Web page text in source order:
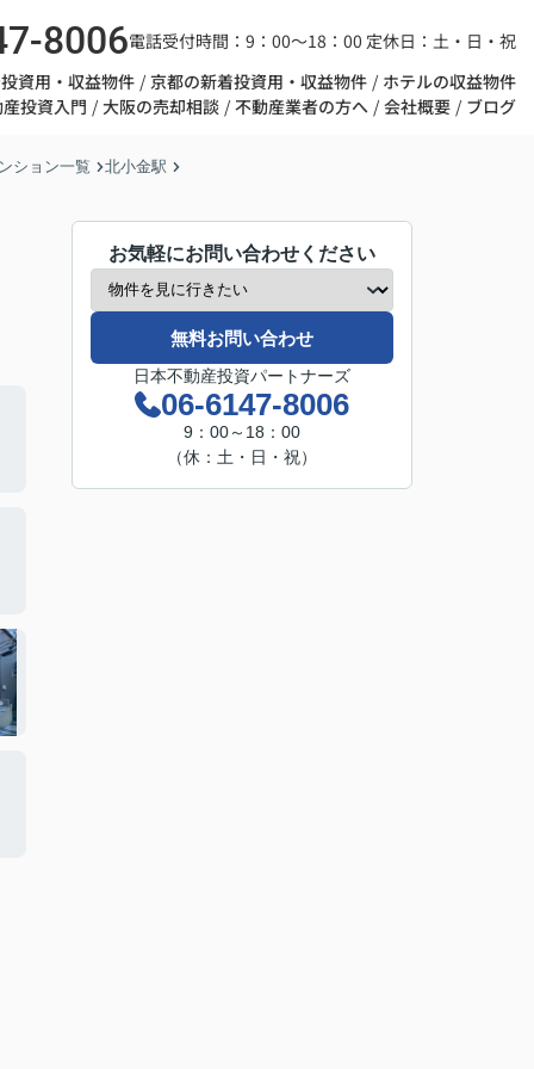
8006電話受付時間：9：00～18：00 定休日：土・日・祝
資用・収益物件
京都の新着投資用・収益物件
ホテルの収益物件
投資入門
大阪の売却相談 不動産業者の方へ 会社概要 ブログ
ション一覧 北小金駅
お気軽にお問い合わせください
無料お問い合わせ
日本不動産投資パートナーズ
06-6147-8006
9：00～18：00
（休：土・日・祝）